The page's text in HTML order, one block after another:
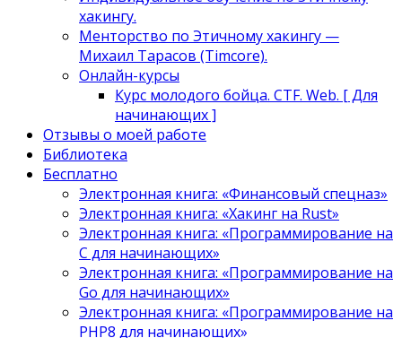
хакингу.
Менторство по Этичному хакингу —
Михаил Тарасов (Timcore).
Онлайн-курсы
Курс молодого бойца. CTF. Web. [ Для
начинающих ]
Отзывы о моей работе
Библиотека
Бесплатно
Электронная книга: «Финансовый спецназ»
Электронная книга: «Хакинг на Rust»
Электронная книга: «Программирование на
C для начинающих»
Электронная книга: «Программирование на
Go для начинающих»
Электронная книга: «Программирование на
PHP8 для начинающих»